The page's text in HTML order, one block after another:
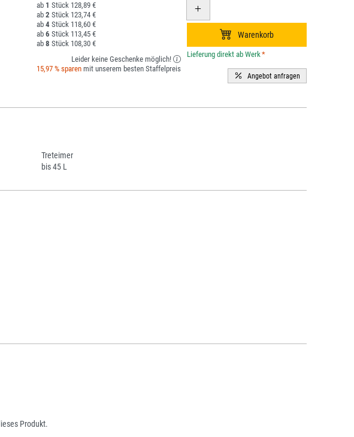
1
128,89 €
2
123,74 €
4
118,60 €
6
113,45 €
8
108,30 €
Leider keine Geschenke möglich!
15,97 % sparenmit unserem besten Staffelpreis
*
Treteimer
bis 45 L
Produkt.